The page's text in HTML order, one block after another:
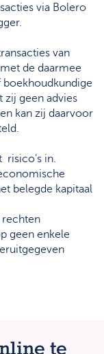
via Bolero
van
de daarmee
zij geen advies
kan zij daarvoor
in.
belegde kapitaal
rechten
geen enkele
te